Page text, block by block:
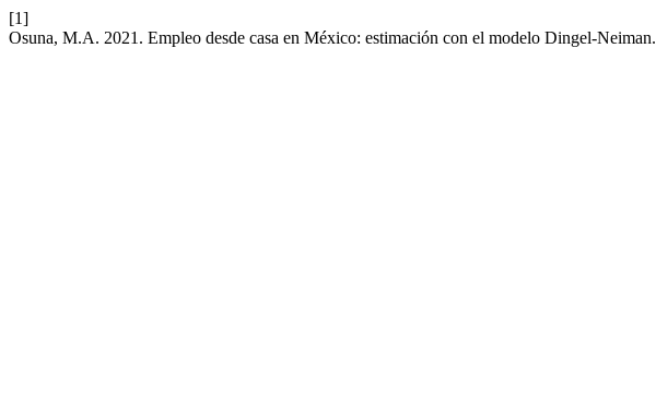
[1]
Osuna, M.A. 2021. Empleo desde casa en México: estimación con el modelo Dingel-Neiman.